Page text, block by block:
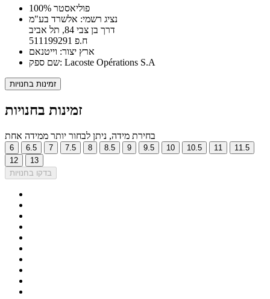
100% פוליאסטר
נציג רשמי: אלשרד בע"מ
דרך בן צבי 84, תל אביב
ח.פ 511199291
ארץ יצור: וייטנאם
שם ספק: Lacoste Opérations S.A
זמינות בחנויות
זמינות בחנויות
בחירת מידה, ניתן לבחור יותר ממידה אחת
6 6.5 7 7.5 8 8.5 9 9.5 10 10.5 11
11.5
12
13
בדקו בחנויות